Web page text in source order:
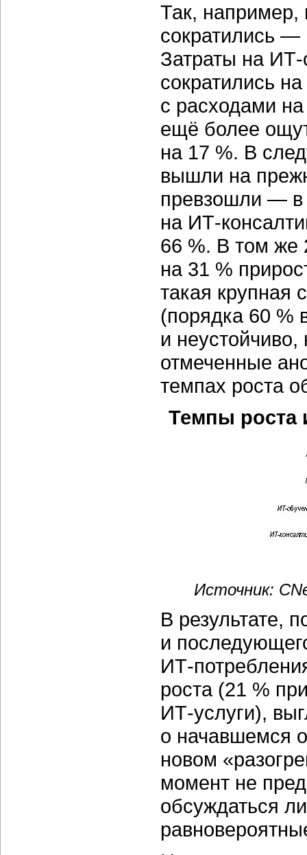
Так, например,
сократились —
Затраты на ИТ-
сократились
с расходами
ещё более
на 17 %. В
вышли на
превзошли — в
на ИТ-
66 %. В том же
на 31 %
такая крупная
(порядка 60 %
и неустойчиво,
отмеченные
темпах роста
Темпы роста
Источник:
В результате,
и
ИТ-
роста (21 %
ИТ-услуги),
о начавшемся
новом
момент не
обсуждаться